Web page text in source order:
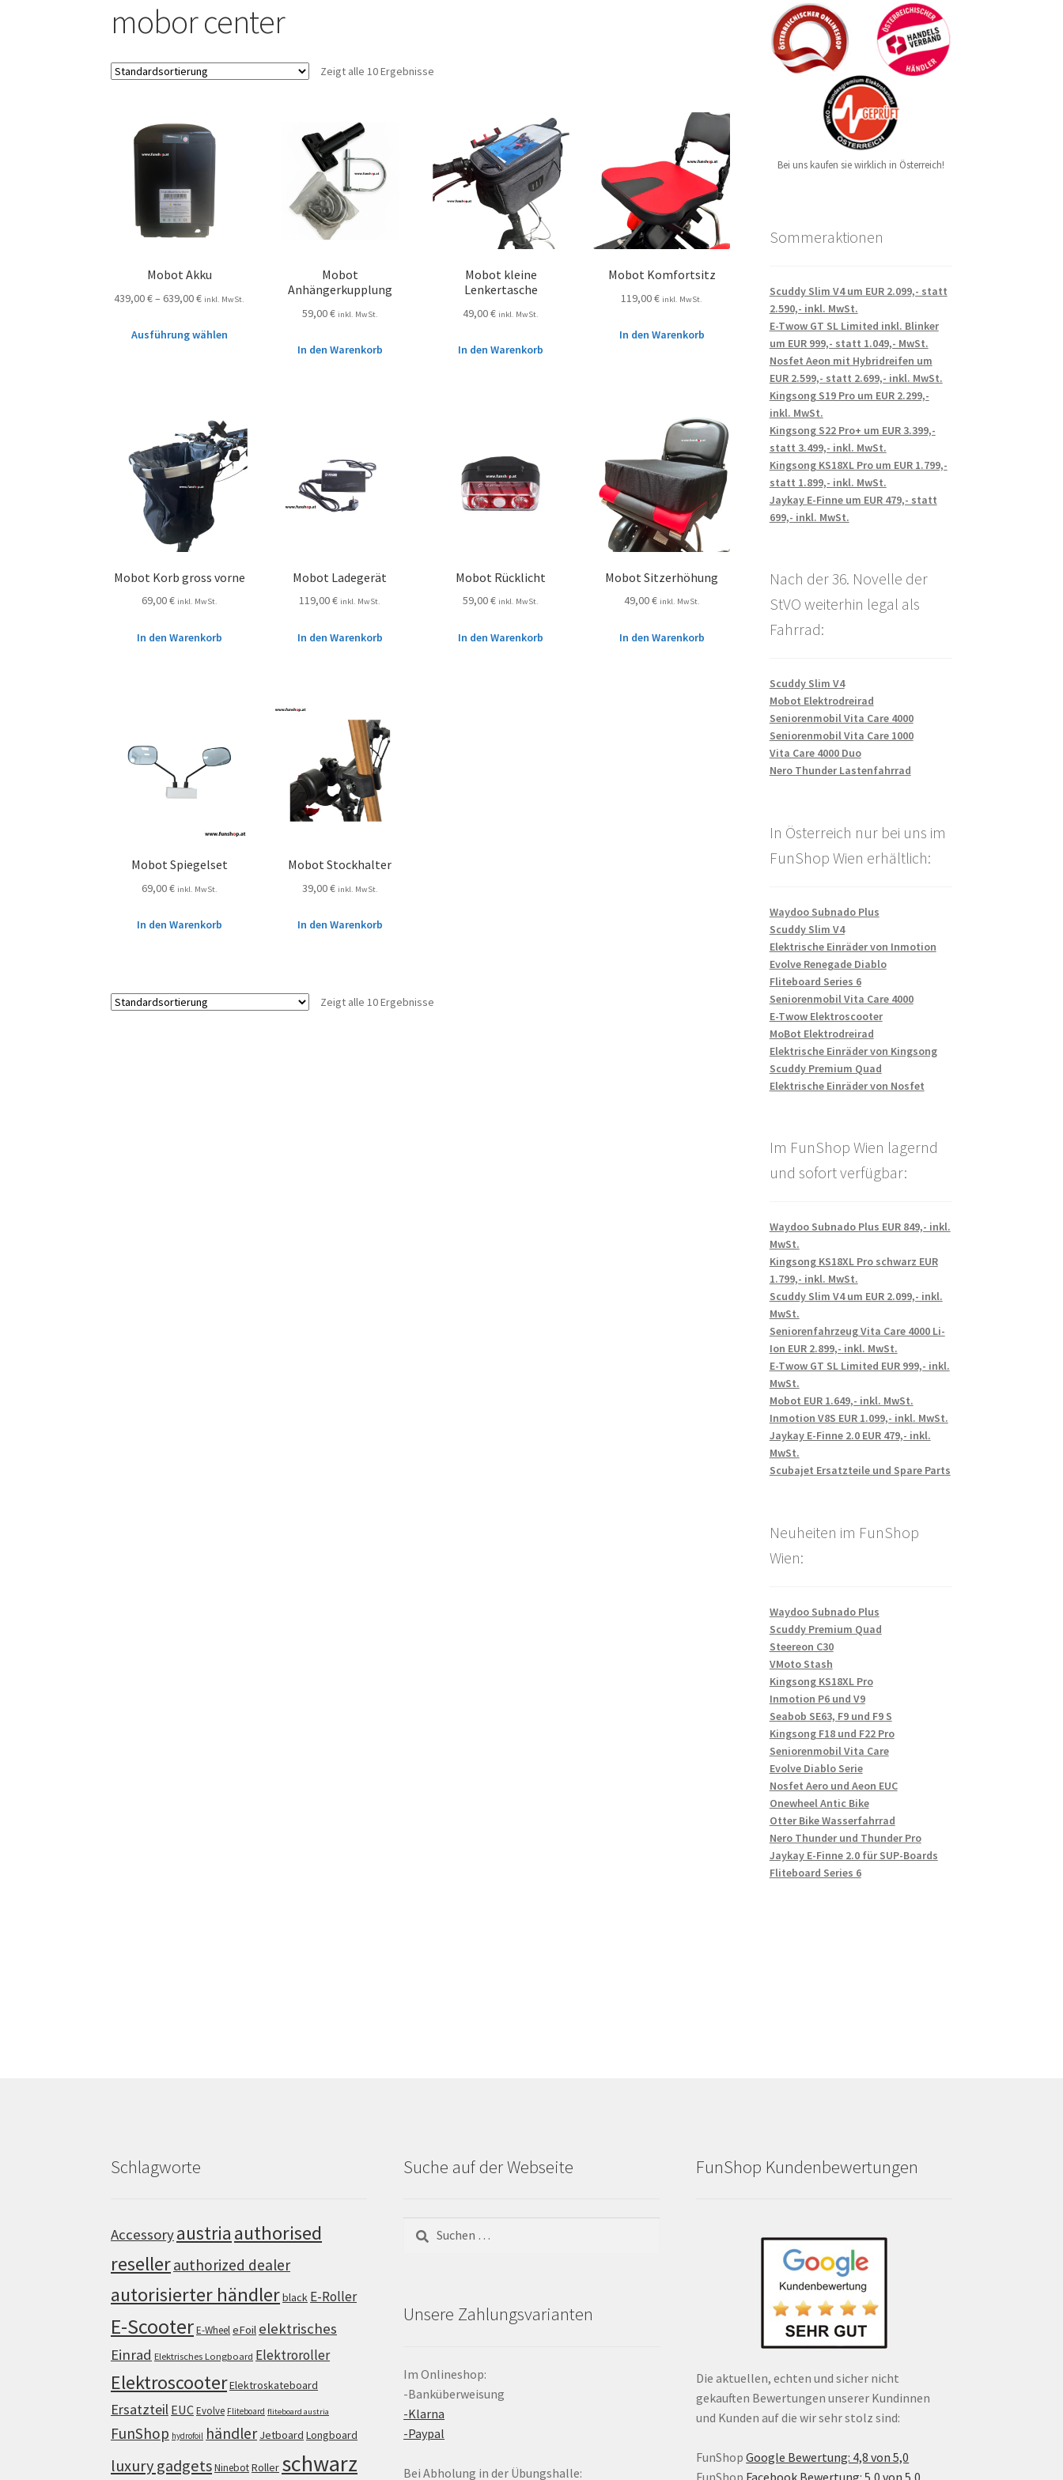
mobor center
Zeigt alle 10 Ergebnisse
Mobot Akku
439,00€– 639,00€ inkl. MwSt.
Ausführung wählen
Mobot
Anhängerkupplung
59,00€ inkl. MwSt.
In den Warenkorb
Mobot kleine
Lenkertasche
49,00€ inkl. MwSt.
In den Warenkorb
Mobot Komfortsitz
119,00€ inkl. MwSt.
In den Warenkorb
Mobot Korb gross vorne
69,00€ inkl. MwSt.
In den Warenkorb
Mobot Ladegerät
119,00€ inkl. MwSt.
In den Warenkorb
Mobot Rücklicht
59,00€ inkl. MwSt.
In den Warenkorb
Mobot Sitzerhöhung
49,00€ inkl. MwSt.
In den Warenkorb
Mobot Spiegelset
69,00€ inkl. MwSt.
In den Warenkorb
Mobot Stockhalter
39,00€ inkl. MwSt.
In den Warenkorb
Zeigt alle 10 Ergebnisse
Bei uns kaufen sie wirklich in Österreich!
Sommeraktionen
Scuddy Slim V4 um EUR 2.099,- statt
2.590,- inkl. MwSt.
E-Twow GT SL Limited inkl. Blinker
um EUR 999,- statt 1.049,- MwSt.
Nosfet Aeon mit Hybridreifen um
EUR 2.599,- statt 2.699,- inkl. MwSt.
Kingsong S19 Pro um EUR 2.299,-
inkl. MwSt.
Kingsong S22 Pro+ um EUR 3.399,-
statt 3.499,- inkl. MwSt.
Kingsong KS18XL Pro um EUR 1.799,-
statt 1.899,- inkl. MwSt.
Jaykay E-Finne um EUR 479,- statt
699,- inkl. MwSt.
Nach der 36. Novelle der
StVO weiterhin legal als
Fahrrad:
Scuddy Slim V4
Mobot Elektrodreirad
Seniorenmobil Vita Care 4000
Seniorenmobil Vita Care 1000
Vita Care 4000 Duo
Nero Thunder Lastenfahrrad
In Österreich nur bei uns im
FunShop Wien erhältlich:
Waydoo Subnado Plus
Scuddy Slim V4
Elektrische Einräder von Inmotion
Evolve Renegade Diablo
Fliteboard Series 6
Seniorenmobil Vita Care 4000
E-Twow Elektroscooter
MoBot Elektrodreirad
Elektrische Einräder von Kingsong
Scuddy Premium Quad
Elektrische Einräder von Nosfet
Im FunShop Wien lagernd
und sofort verfügbar:
Waydoo Subnado Plus EUR 849,- inkl.
MwSt.
Kingsong KS18XL Pro schwarz EUR
1.799,- inkl. MwSt.
Scuddy Slim V4 um EUR 2.099,- inkl.
MwSt.
Seniorenfahrzeug Vita Care 4000 Li-
Ion EUR 2.899,- inkl. MwSt.
E-Twow GT SL Limited EUR 999,- inkl.
MwSt.
Mobot EUR 1.649,- inkl. MwSt.
Inmotion V8S EUR 1.099,- inkl. MwSt.
Jaykay E-Finne 2.0 EUR 479,- inkl.
MwSt.
Scubajet Ersatzteile und Spare Parts
Neuheiten im FunShop
Wien:
Waydoo Subnado Plus
Scuddy Premium Quad
Steereon C30
VMoto Stash
Kingsong KS18XL Pro
Inmotion P6 und V9
Seabob SE63, F9 und F9 S
Kingsong F18 und F22 Pro
Seniorenmobil Vita Care
Evolve Diablo Serie
Nosfet Aero und Aeon EUC
Onewheel Antic Bike
Otter Bike Wasserfahrrad
Nero Thunder und Thunder Pro
Jaykay E-Finne 2.0 für SUP-Boards
Fliteboard Series 6
Schlagworte
Accessoryaustria authorised
resellerauthorized dealer
autorisierter händlerblack E-Roller
E-ScooterE-WheeleFoil elektrisches
Einrad Elektrisches Longboard Elektroroller
ElektroscooterElektroskateboard
Ersatzteil EUCEvolve Fliteboard fliteboard austria
FunShop hydrofoil händler Jetboard Longboard
luxury gadgetsNinebotRoller schwarz
Suche auf der Webseite
nach:
Unsere Zahlungsvarianten
Im Onlineshop:
-Banküberweisung
-Klarna
-Paypal
Bei Abholung in der Übungshalle:
FunShop Kundenbewertungen
Die aktuellen, echten und sicher nicht
gekauften Bewertungen unserer Kundinnen
und Kunden auf die wir sehr stolz sind:
FunShop Google Bewertung: 4,8 von 5,0
FunShop Facebook Bewertung: 5,0 von 5,0